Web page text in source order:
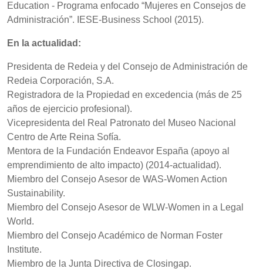
Education - Programa enfocado “Mujeres en Consejos de
Administración”. IESE-Business School (2015).
En la actualidad:
Presidenta de Redeia y del Consejo de Administración de
Redeia Corporación, S.A.
Registradora de la Propiedad en excedencia (más de 25
años de ejercicio profesional).
Vicepresidenta del Real Patronato del Museo Nacional
Centro de Arte Reina Sofía.
Mentora de la Fundación Endeavor España (apoyo al
emprendimiento de alto impacto) (2014-actualidad).
Miembro del Consejo Asesor de WAS-Women Action
Sustainability.
Miembro del Consejo Asesor de WLW-Women in a Legal
World.
Miembro del Consejo Académico de Norman Foster
Institute.
Miembro de la Junta Directiva de Closingap.